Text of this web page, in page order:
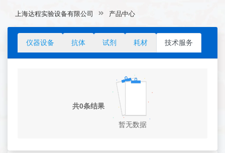
上海达程实验设备有限公司 产品中心
仪器设备 抗体 试剂 耗材 技术服务
共0条结果
暂无数据